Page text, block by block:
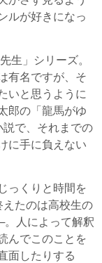
ルが好きになっ
生」シリーズ。
有名ですが、そ
いと思うように
郎の「龍馬がゆ
説で、それまでの
に手に負えない
っくりと時間を
たのは高校生の
。人によって解釈
んでこのことを
面したりする